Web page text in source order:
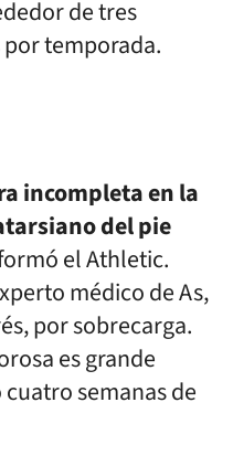
de tres
temporada.
incompleta en la
del pie
el Athletic.
médico de As,
por sobrecarga.
es grande
semanas de